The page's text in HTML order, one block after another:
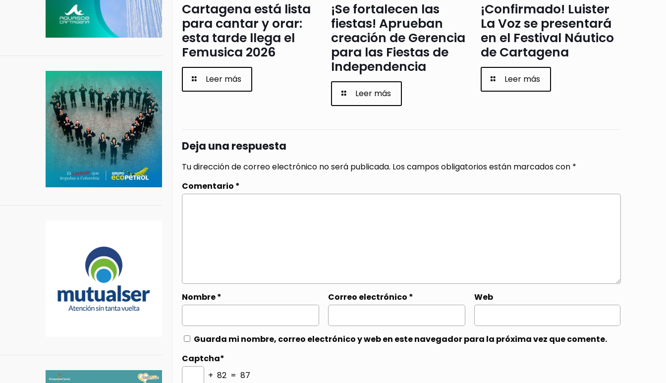
Cartagena está lista
para cantar y orar:
esta tarde llega el
Femusica 2026
Leer más
¡Se fortalecen las
fiestas! Aprueban
creación de Gerencia
para las Fiestas de
Independencia
Leer más
¡Confirmado! Luister
La Voz se presentará
en el Festival Náutico
de Cartagena
Leer más
Deja una respuesta
Tu dirección de correo electrónico no será publicada. Los campos obligatorios están marcados con *
Comentario *
Nombre* Correo electrónico * Web
Guarda mi nombre, correo electrónico y web en este navegador para la próxima vez que comente.
Captcha*
+ 82 = 87